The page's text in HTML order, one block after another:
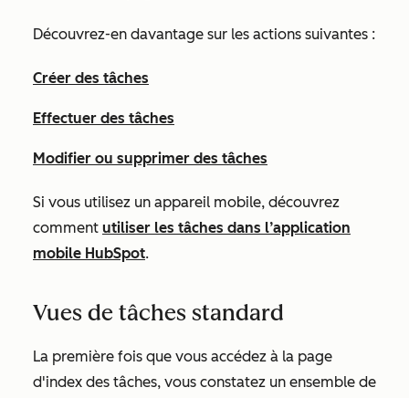
Découvrez-en davantage sur les actions suivantes :
Créer des tâches
Effectuer des tâches
Modifier ou supprimer des tâches
Si vous utilisez un appareil mobile, découvrez
comment utiliser les tâches dans l’application
mobile HubSpot.
Vues de tâches standard
La première fois que vous accédez à la page
d'index des tâches, vous constatez un ensemble de